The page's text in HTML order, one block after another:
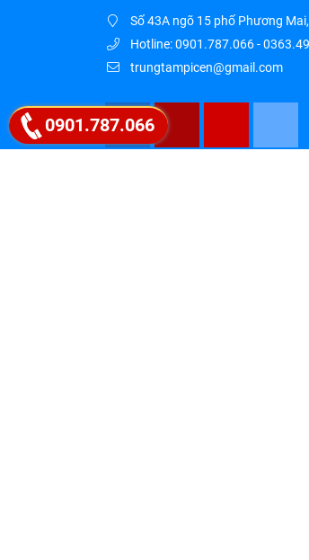
Số 43A ngõ 15 phố Phương
Hotline: 0901.787.066 -
trungtampicen@gmail.com
0901.787.066